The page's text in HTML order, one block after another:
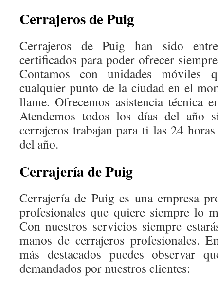
Cerrajeros de Puig
Cerrajeros de Puig han sido
certificados para poder ofrecer
Contamos con unidades móviles
cualquier punto de la ciudad en el
llame. Ofrecemos asistencia técnica
Atendemos todos los días del año
cerrajeros trabajan para ti las 24
del año.
Cerrajería de Puig
Cerrajería de Puig es una empresa
profesionales que quiere siempre lo
Con nuestros servicios siempre
manos de cerrajeros profesionales.
más destacados puedes observar
demandados por nuestros clientes: